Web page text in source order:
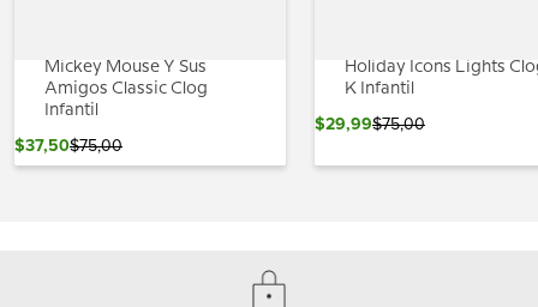
Mickey Mouse Y Sus
Amigos Classic Clog
Infantil
$37,50$75,00
Holiday Icons Lights
K Infantil
$29,99$75,00